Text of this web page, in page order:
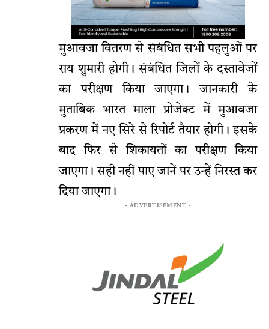
मुआवजा वितरण से संबंधित सभी पहलुओं पर
राय शुमारी होगी। संबंधित जिलों के दस्तावेजों
का परीक्षण किया जाएगा। जानकारी के
मुताबिक भारत माला प्रोजेक्ट में मुआवजा
प्रकरण में नए सिरे से रिपोर्ट तैयार होगी। इसके
बाद फिर से शिकायतों का परीक्षण किया
जाएगा। सही नहीं पाए जानें पर उन्हें निरस्त कर
दिया जाएगा।
- ADVERTISEMENT -